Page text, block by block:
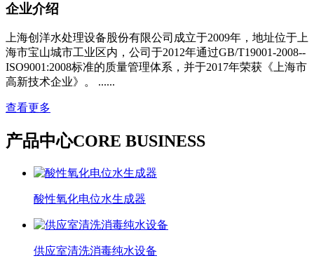
企业介绍
上海创洋水处理设备股份有限公司成立于2009年，地址位于上
海市宝山城市工业区内，公司于2012年通过GB/T19001-2008--
ISO9001:2008标准的质量管理体系，并于2017年荣获《上海市
高新技术企业》。 ......
查看更多
产品中心CORE BUSINESS
酸性氧化电位水生成器
供应室清洗消毒纯水设备